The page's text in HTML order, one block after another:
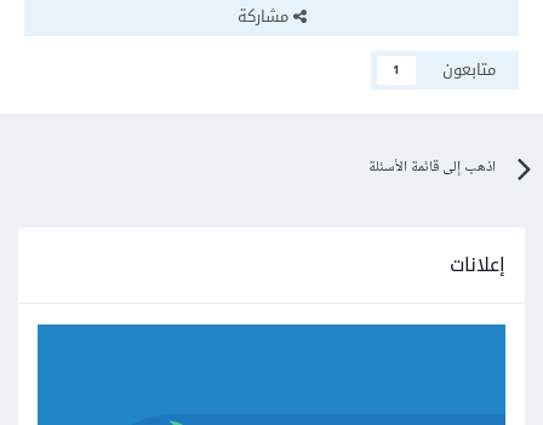
مشاركة
متابعون
1
اذهب إلى قائمة الأسئلة
إعلانات